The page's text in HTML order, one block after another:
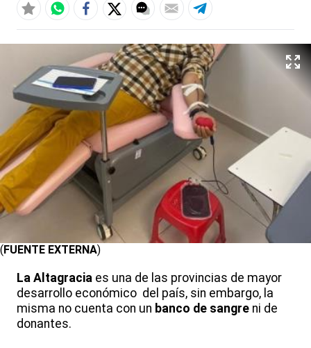
(FUENTE EXTERNA)
La Altagracia es una de las provincias de mayor
desarrollo económico del país, sin embargo, la
misma no cuenta con un banco de sangre ni de
donantes.